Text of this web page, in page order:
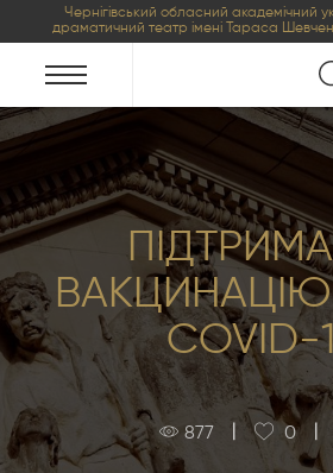
Чернігівський обласний академічний
драматичний театр імені Тараса
COVID-
877 0